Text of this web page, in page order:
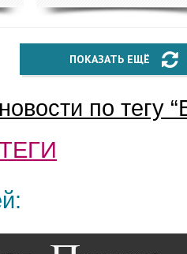
ПОКАЗАТЬ ЕЩЁ
по тегу “